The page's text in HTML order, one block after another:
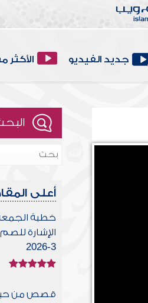
جديد الفيديو
أعلى
خطبة
3-2026
قصص من